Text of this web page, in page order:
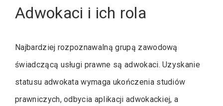
Adwokaci i ich rola
Najbardziej rozpoznawalną grupą zawodową
świadczącą usługi prawne są adwokaci. Uzyskanie
statusu adwokata wymaga ukończenia studiów
prawniczych, odbycia aplikacji adwokackiej, a